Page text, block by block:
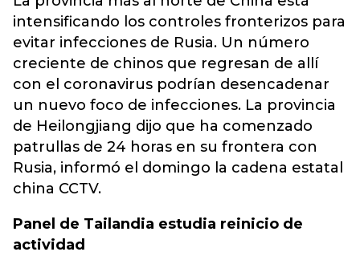
intensificando los controles fronterizos para
evitar infecciones de Rusia. Un número
creciente de chinos que regresan de allí
con el coronavirus podrían desencadenar
un nuevo foco de infecciones. La provincia
de Heilongjiang dijo que ha comenzado
patrullas de 24 horas en su frontera con
Rusia, informó el domingo la cadena estatal
china CCTV.
Panel de Tailandia estudia reinicio de
actividad